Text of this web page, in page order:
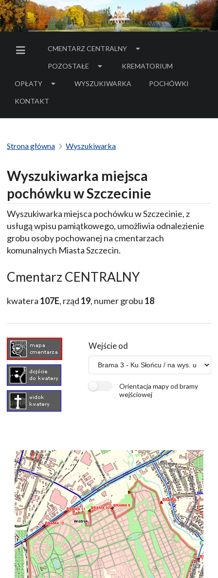
MENU BOCZNE
CMENTARZ CENTRALNY
POZOSTAŁE KREMATORIUM
OPŁATY WYSZUKIWARKA POCHÓWKI
- LINK DO SERWISU
KONTAKT
Strona główna Wyszukiwarka
Wyszukiwarka miejsca
pochówku w Szczecinie
Wyszukiwarka miejsca pochówku w Szczecinie, z
usługą wpisu pamiątkowego, umożliwia odnalezienie
grobu osoby pochowanej na cmentarzach
komunalnych Miasta Szczecin.
Cmentarz CENTRALNY
kwatera 107E, rząd 19, numer grobu 18
Wejście od
Orientacja mapy od bramy
wejściowej